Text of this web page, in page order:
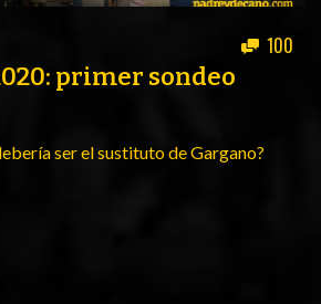
100
primer sondeo